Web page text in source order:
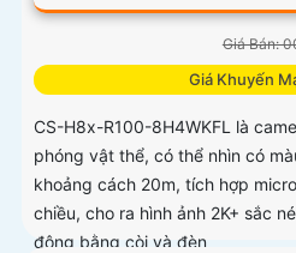
Giá Bán:
Giá Khuyến
CS-H8x-R100-8H4WKFL là
phóng vật thể, có thể nhìn có
khoảng cách 20m, tích hợp
chiều, cho ra hình ảnh 2K+ sắc
động bằng còi và đèn